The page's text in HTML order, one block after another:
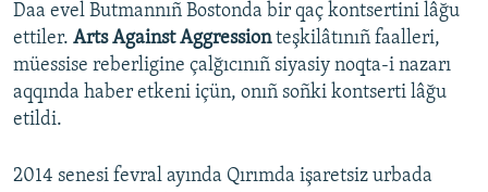
Daa evel Butmannıñ Bostonda bir qaç kontsertini lâğu
ettiler. ​ Arts Against Aggressionteşkilâtınıñ faalleri,
müessise reberligine çalğıcınıñ siyasiy noqta-i nazarı
aqqında haber etkeni içün, onıñ soñki kontserti lâğu
etildi.
2014 senesi fevral ayında Qırımda işaretsiz urbada